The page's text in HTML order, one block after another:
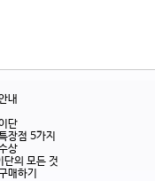
내
단
장점 5가지
상
단의 모든 것
매하기